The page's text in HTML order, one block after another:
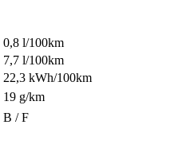
0,8 l/100km
7,7 l/100km
22,3 kWh/100km
19 g/km
B / F